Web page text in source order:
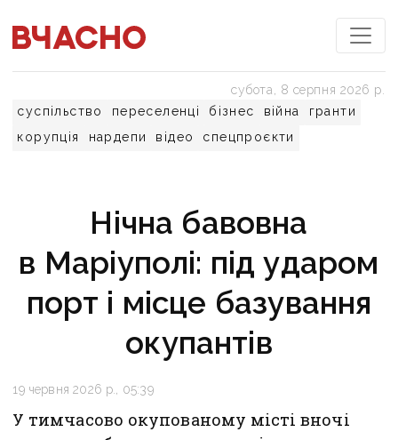
суспільство переселенці бізнес війна
гранти
корупція
нардепи відео спецпроєкти
субота, 8 серпня 2026 р.
Нічна бавовна
в Маріуполі: під ударом
порт і місце базування
окупантів
19 червня 2026 р., 05:39
У тимчасово окупованому місті вночі